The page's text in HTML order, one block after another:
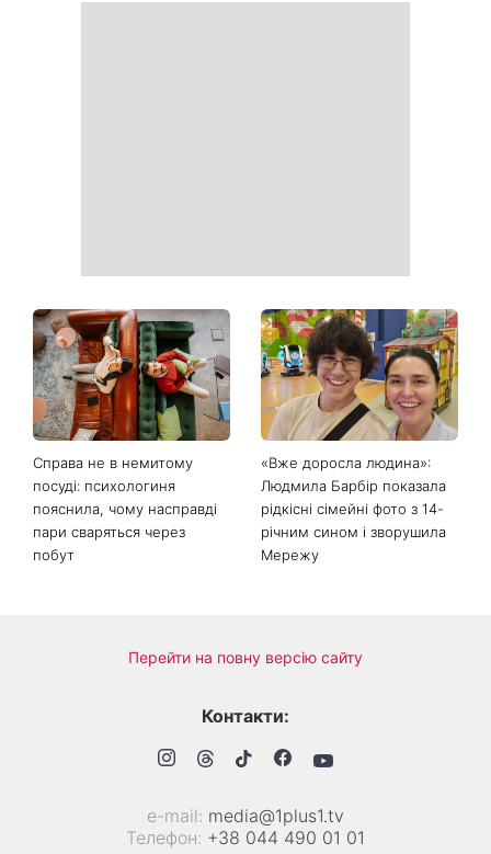
Справа не в немитому
посуді: психологиня
пояснила, чому насправді
пари сваряться через
побут
«Вже доросла людина»:
Людмила Барбір показала
рідкісні сімейні фото з 14-
річним сином і зворушила
Мережу
Перейти на повну версію сайту
Контакти:
е-mail: media@1plus1.tv
Телефон: +38 044 490 01 01